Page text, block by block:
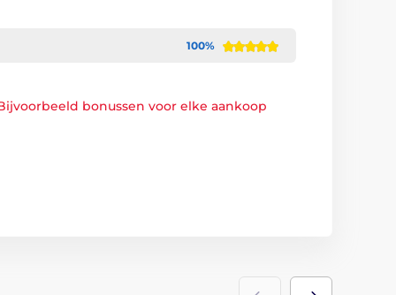
100%
bonussen voor elke aankoop